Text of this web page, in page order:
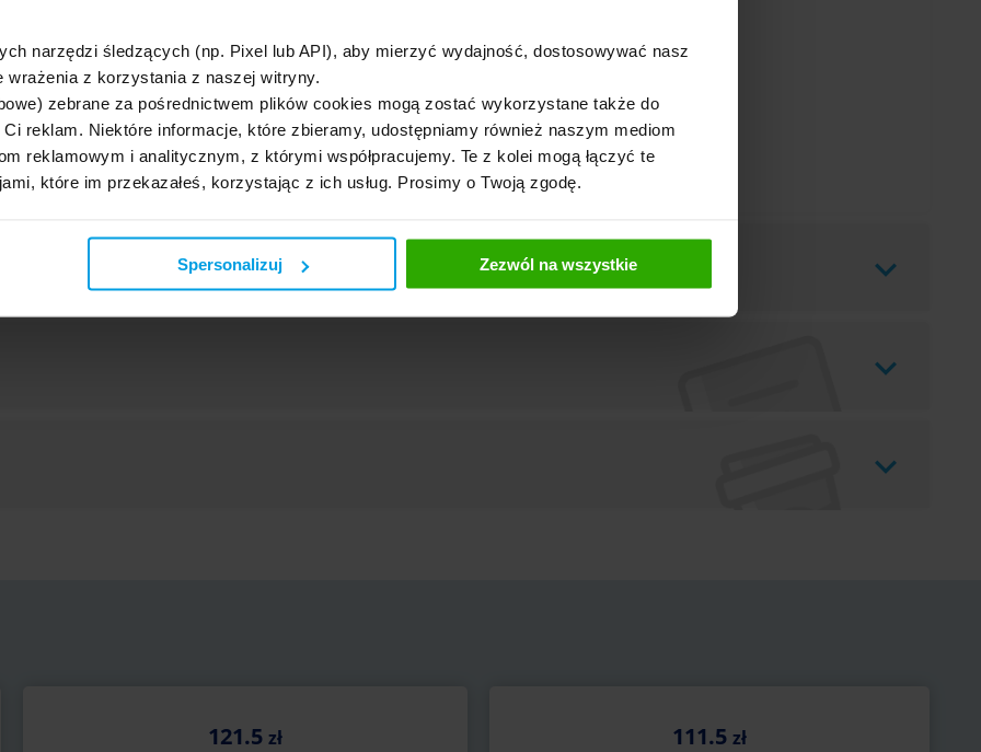
narzędzi śledzących (np. Pixel lub API), aby mierzyć wydajność, dostosowywać nasz
wrażenia z korzystania z naszej witryny.
zebrane za pośrednictwem plików cookies mogą zostać wykorzystane także do
reklam. Niektóre informacje, które zbieramy, udostępniamy również naszym mediom
reklamowym i analitycznym, z którymi współpracujemy. Te z kolei mogą łączyć te
które im przekazałeś, korzystając z ich usług. Prosimy o Twoją zgodę.
Spersonalizuj Zezwól na wszystkie
Polski.
Unii Europejskiej.
Europejskiej.
SAM).
Polski.
121.5 zł 111.5 zł